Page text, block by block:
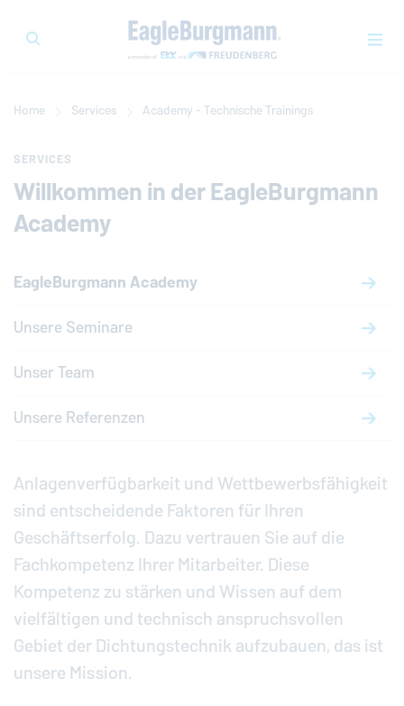
Home Services Academy - Technische Trainings
SERVICES
Willkommen in derEagleBurgmann
Academy
EagleBurgmannAcademy
Unsere Seminare
Unser Team
Unsere Referenzen
Anlagenverfügbarkeit und Wettbewerbsfähigkeit
sind entscheidende Faktoren für Ihren
Geschäftserfolg. Dazu vertrauen Sie auf die
Fachkompetenz Ihrer Mitarbeiter. Diese
Kompetenz zu stärken und Wissen auf dem
vielfältigen und technisch anspruchsvollen
Gebiet der Dichtungstechnik aufzubauen, das ist
unsere Mission.